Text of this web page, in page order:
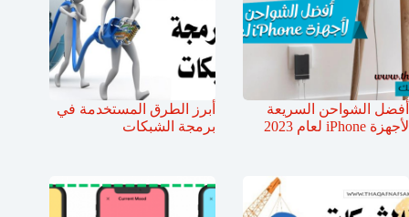
أفضل الشواحن السريعة
لأجهزة iPhone لعام 2023
أبرز الطرق المستخدمة في
برمجة الشبكات